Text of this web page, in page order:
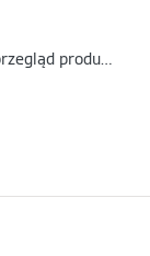
Pompy ciepła dużej mocy: Informacje i przegląd produktów